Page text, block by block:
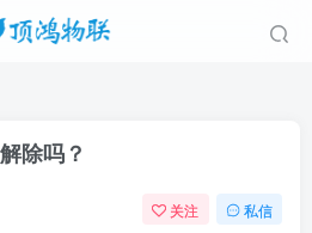
除吗？
关注 私信